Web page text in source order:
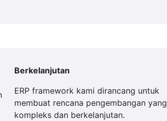
Berkelanjutan
ERP framework kami dirancang untuk
membuat rencana pengembangan yang
kompleks dan berkelanjutan.